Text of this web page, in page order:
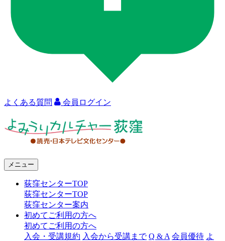
よくある質問 会員ログイン
ャ
メニュー
荻窪センターTOP
荻窪センターTOP
荻窪センター案内
初めてご利用の方へ
初めてご利用の方へ
入会・受講規約 入会から受講まで Q & A 会員優待 よ